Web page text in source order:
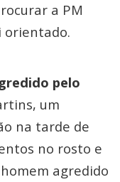
a PM
orientado.
pelo
um
na tarde de
no rosto e
agredido